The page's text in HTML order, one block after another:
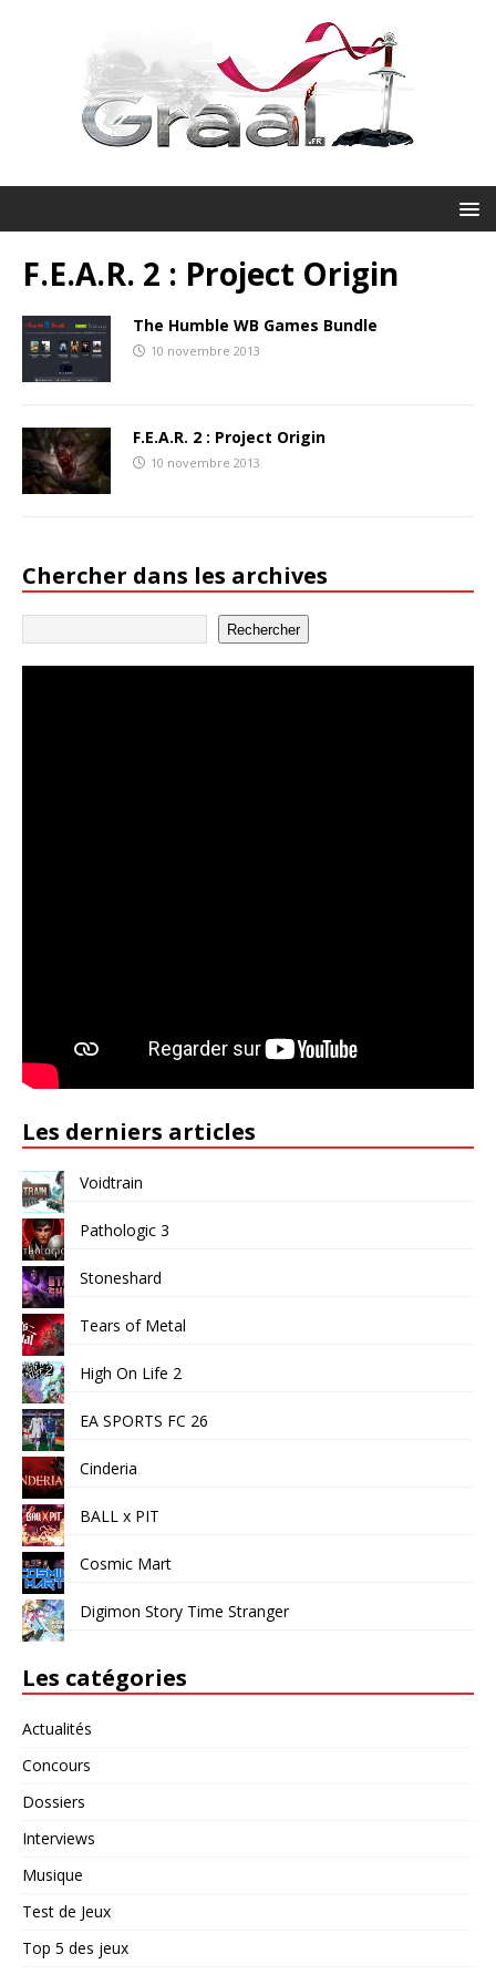
F.E.A.R. 2 : Project Origin
The Humble WB Games Bundle
10 novembre 2013
F.E.A.R. 2 : Project Origin
10 novembre 2013
Chercher dans les archives
Rechercher
Les derniers articles
Voidtrain
Pathologic 3
Stoneshard
Tears of Metal
High On Life 2
EA SPORTS FC 26
Cinderia
BALL x PIT
Cosmic Mart
Digimon Story Time Stranger
Les catégories
Actualités
Concours
Dossiers
Interviews
Musique
Test de Jeux
Top 5 des jeux